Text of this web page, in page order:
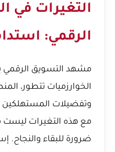
التغيرات في
الرقمي:
مشهد التسويق الرقمي
الخوارزميات تتطور،
وتفضيلات المستهلكين
مع هذه التغيرات ليست
ضرورة للبقاء والنجاح.